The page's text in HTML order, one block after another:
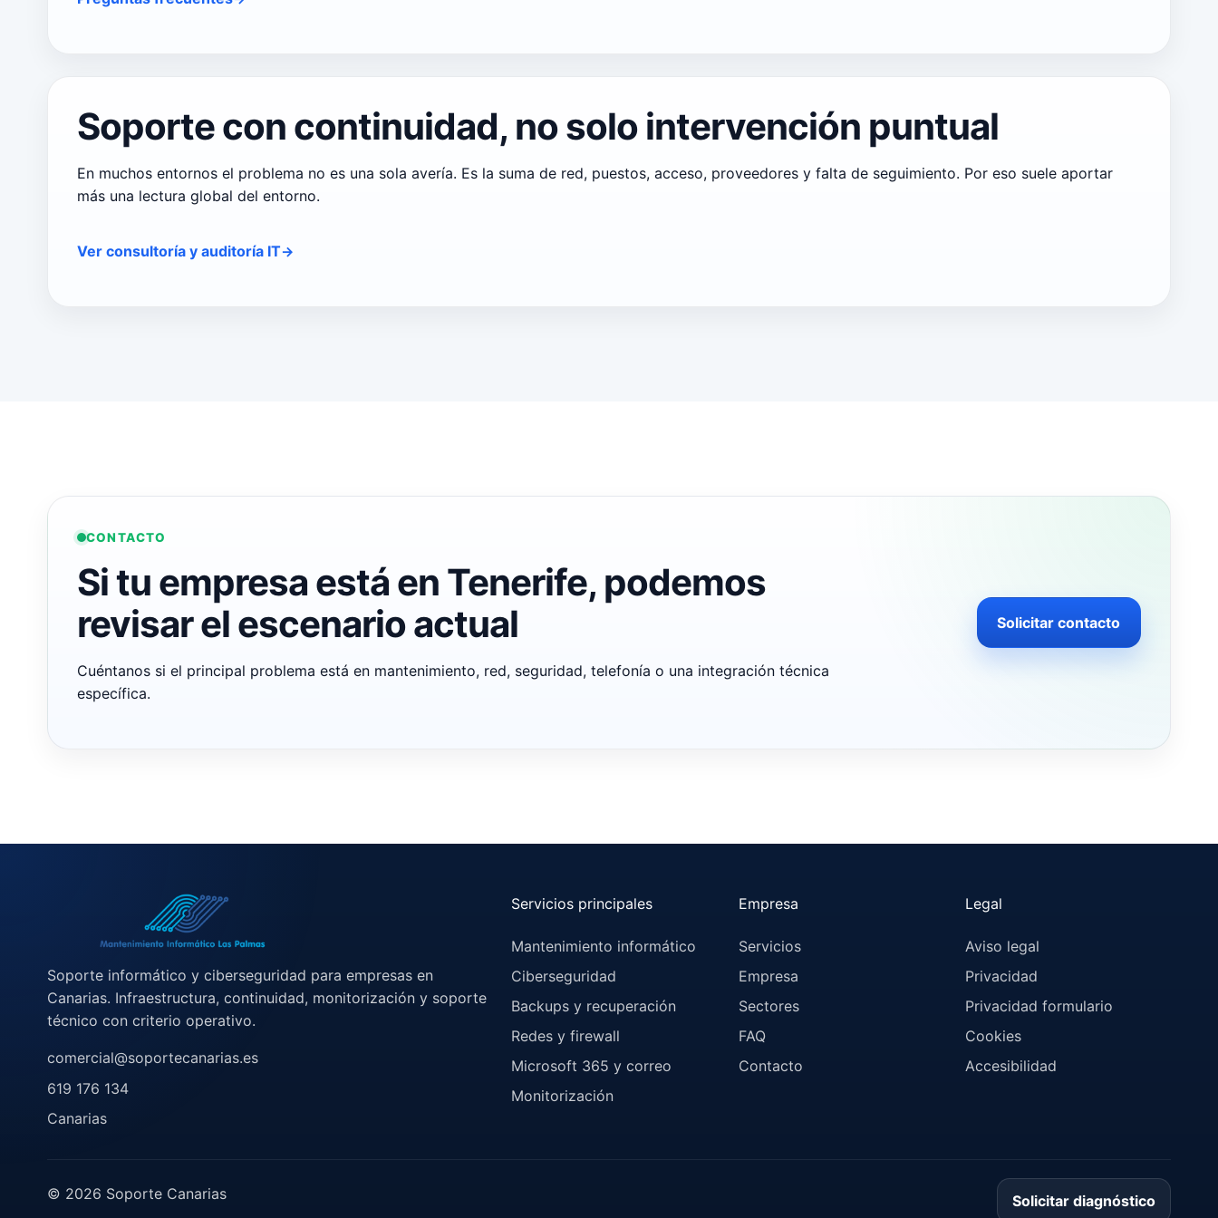
Soporte con continuidad, no solo intervención puntual
En muchos entornos el problema no es una sola avería. Es la suma de red, puestos, acceso, proveedores y falta de seguimiento. Por eso suele aportar
más una lectura global del entorno.
Ver consultoría y auditoría IT
CONTACTO
Si tu empresa está en Tenerife, podemos
revisar el escenario actual
Cuéntanos si el principal problema está en mantenimiento, red, seguridad, telefonía o una integración técnica
específica.
Solicitar contacto
Soporte informático y ciberseguridad para empresas en
Canarias. Infraestructura, continuidad, monitorización y soporte
técnico con criterio operativo.
comercial@soportecanarias.es
619 176 134
Canarias
Servicios principales
Mantenimiento informático
Ciberseguridad
Backups y recuperación
Redes y firewall
Microsoft 365 y correo
Monitorización
Empresa
Servicios
Empresa
Sectores
FAQ
Contacto
Legal
Aviso legal
Privacidad
Privacidad formulario
Cookies
Accesibilidad
© 2026 Soporte Canarias Solicitar diagnóstico